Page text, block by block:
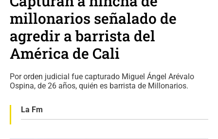
millonarios señalado de
agredir a barrista del
América de Cali
Por orden judicial fue capturado Miguel Ángel Arévalo
Ospina, de 26 años, quién es barrista de Millonarios.
La Fm